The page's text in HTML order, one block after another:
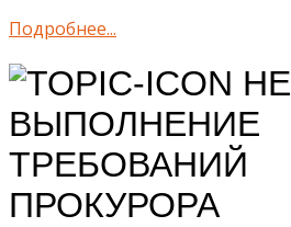
Подробнее...
НЕ
ВЫПОЛНЕНИЕ
ТРЕБОВАНИЙ
ПРОКУРОРА